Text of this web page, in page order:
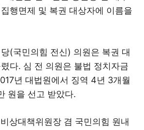
행면제 및 복권 대상자에 이름을
(국민의힘 전신) 의원은 복권 대
다. 심 전 의원은 불법 정치자금
년 대법원에서 징역 4년 3개월
원을 선고 받았다.
상대책위원장 겸 국민의힘 원내